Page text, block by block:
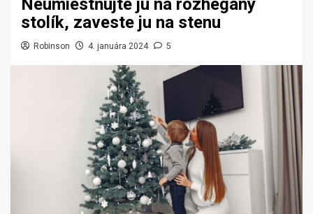
Neumiestňujte ju na rozheganý
stolík, zaveste ju na stenu
Robinson 4. januára 2024 5